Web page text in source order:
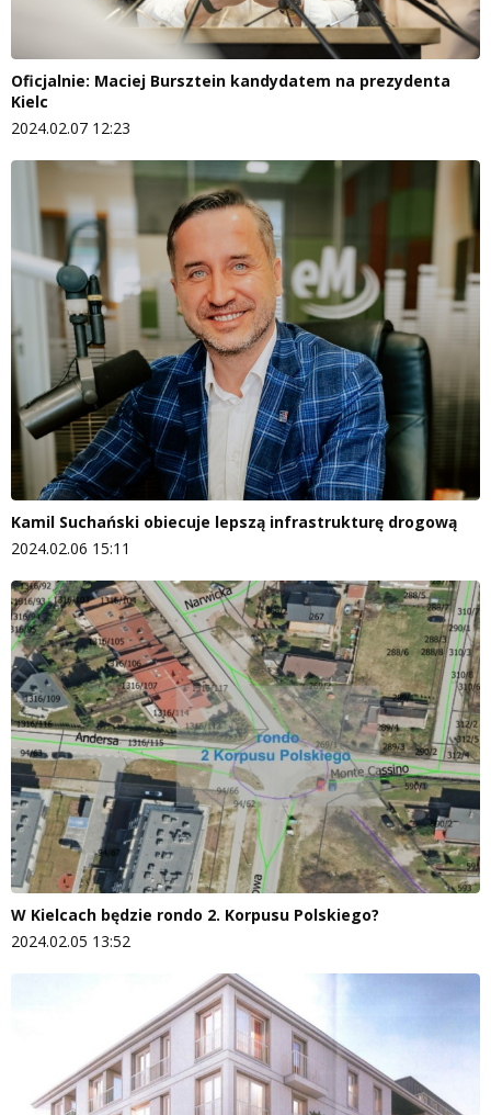
Oficjalnie: Maciej Bursztein kandydatem na prezydenta
Kielc
2024.02.07 12:23
Kamil Suchański obiecuje lepszą infrastrukturę drogową
2024.02.06 15:11
W Kielcach będzie rondo 2. Korpusu Polskiego?
2024.02.05 13:52